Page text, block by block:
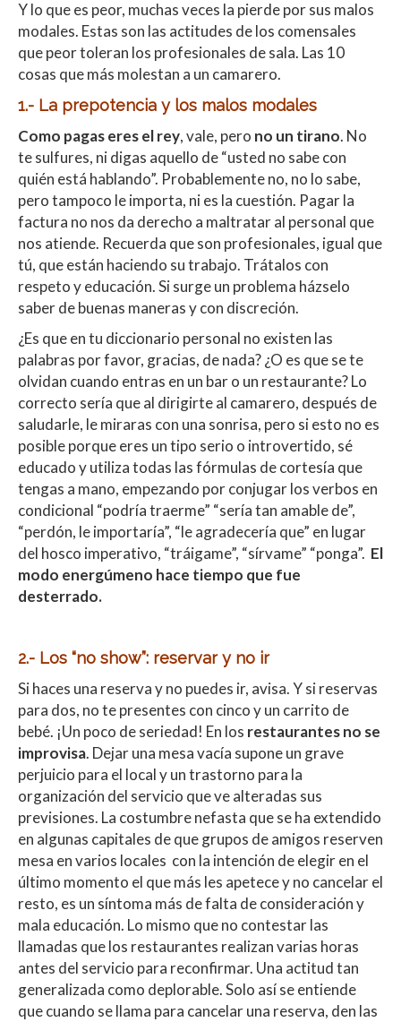
s
A
p
p
b
o
o
k
er p
ar
ti
r
Y lo que es peor, muchas veces la pierde por sus malos
modales. Estas son las actitudes de los comensales
que peor toleran los profesionales de sala. Las 10
cosas que más molestan a un camarero.
1.- La prepotencia y los malos modales
Como pagas eres el rey, vale, pero no un tirano. No
te sulfures, ni digas aquello de “usted no sabe con
quién está hablando”. Probablemente no, no lo sabe,
pero tampoco le importa, ni es la cuestión. Pagar la
factura no nos da derecho a maltratar al personal que
nos atiende. Recuerda que son profesionales, igual que
tú, que están haciendo su trabajo. Trátalos con
respeto y educación. Si surge un problema házselo
saber de buenas maneras y con discreción.
¿Es que en tu diccionario personal no existen las
palabras por favor, gracias, de nada? ¿O es que se te
olvidan cuando entras en un bar o un restaurante? Lo
correcto sería que al dirigirte al camarero, después de
saludarle, le miraras con una sonrisa, pero si esto no es
posible porque eres un tipo serio o introvertido, sé
educado y utiliza todas las fórmulas de cortesía que
tengas a mano, empezando por conjugar los verbos en
condicional “podría traerme” “sería tan amable de”,
“perdón, le importaría”, “le agradecería que” en lugar
del hosco imperativo, “tráigame”, “sírvame” “ponga”. El
modo energúmeno hace tiempo que fue
desterrado.
2.- Los “no show”: reservar y no ir
Si haces una reserva y no puedes ir, avisa. Y si reservas
para dos, no te presentes con cinco y un carrito de
bebé. ¡Un poco de seriedad! En los restaurantes no se
improvisa. Dejar una mesa vacía supone un grave
perjuicio para el local y un trastorno para la
organización del servicio que ve alteradas sus
previsiones. La costumbre nefasta que se ha extendido
en algunas capitales de que grupos de amigos reserven
mesa en varios locales con la intención de elegir en el
último momento el que más les apetece y no cancelar el
resto, es un síntoma más de falta de consideración y
mala educación. Lo mismo que no contestar las
llamadas que los restaurantes realizan varias horas
antes del servicio para reconfirmar. Una actitud tan
generalizada como deplorable. Solo así se entiende
que cuando se llama para cancelar una reserva, den las